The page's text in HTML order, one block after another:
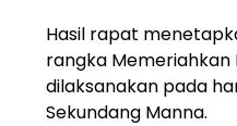
Hasil rapat
rangka Memeriahkan
dilaksanakan pada
Sekundang Manna.